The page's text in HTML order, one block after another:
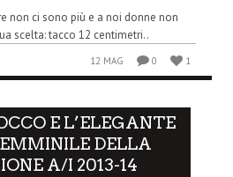
non ci sono più e a noi donne non
scelta: tacco 12 centimetri..
12 MAG 0 1
E L’ELEGANTE
DELLA
A/I 2013-14